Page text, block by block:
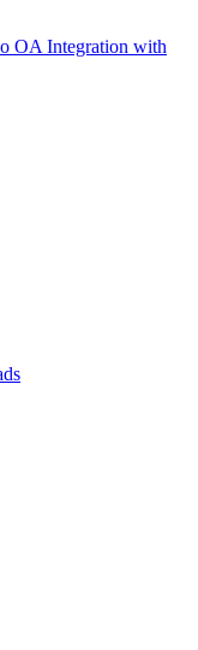
OA Integration with